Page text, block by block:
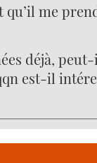
me
déjà,
est-il